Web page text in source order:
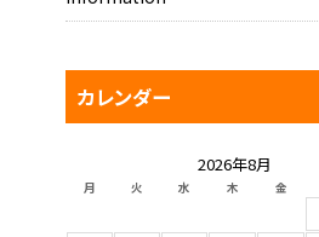
カレンダー
2026年8月
月 火 水 木 金